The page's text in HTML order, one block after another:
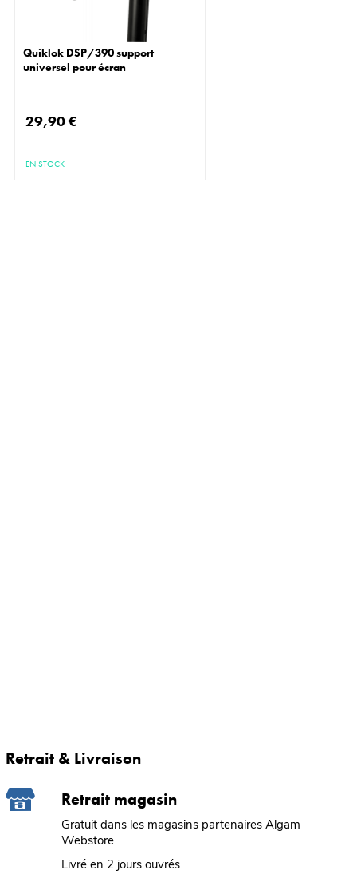
Quiklok DSP/390 support
universel pour écran
29,90 €
EN STOCK
Retrait & Livraison
Retrait magasin
Gratuit dans les magasins partenaires Algam
Webstore
Livré en 2 jours ouvrés